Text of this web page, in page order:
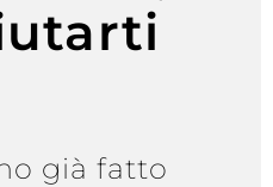
già fatto